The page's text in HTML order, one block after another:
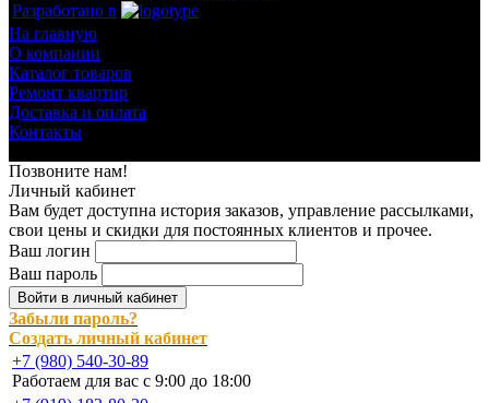
Разработано в
На главную
О компании
Каталог товаров
Ремонт квартир
Доставка и оплата
Контакты
Позвоните нам!
Личный кабинет
Вам будет доступна история заказов, управление рассылками,
свои цены и скидки для постоянных клиентов и прочее.
Ваш логин
Ваш пароль
Войти в личный кабинет
Забыли пароль?
Создать личный кабинет
+7 (980) 540-30-89
Работаем для вас с 9:00 до 18:00